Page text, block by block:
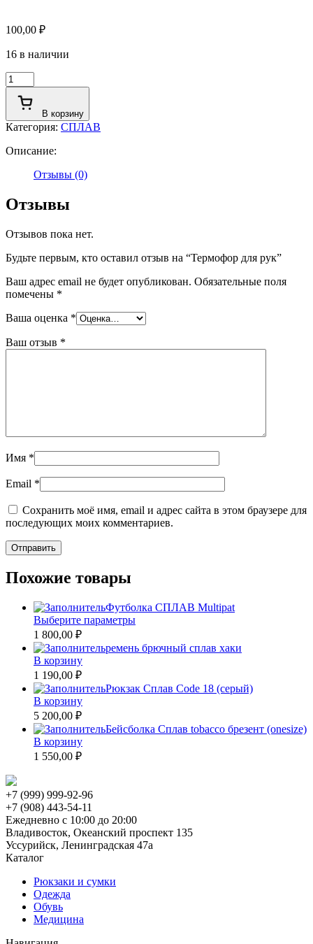
100,00 ₽
16 в наличии
Количество
товара
Термофор
рук
В корзину
Категория: СПЛАВ
Описание:
Отзывы (0)
Отзывы
Отзывов пока нет.
Будьте первым, кто оставил отзыв на “Термофор для рук”
Ваш адрес email не будет опубликован. Обязательные поля
помечены *
Ваша оценка *
Ваш отзыв *
Имя *
Email *
Сохранить моё имя, email и адрес сайта в этом браузере для
последующих моих комментариев.
Похожие товары
Футболка СПЛАВ Multipat
Выберите параметрыЭтот
имеет
несколько
Опции
можно
странице
1 800,00 ₽
ремень брючный сплав хаки
В корзину
1 190,00 ₽
Рюкзак Сплав Code 18 (серый)
В корзину
5 200,00 ₽
Бейсболка Сплав tobacco брезент (onesize)
В корзину
1 550,00 ₽
+7 (999) 999-92-96
+7 (908) 443-54-11
Ежедневно с 10:00 до 20:00
Владивосток, Океанский проспект 135
Уссурийск, Ленинградская 47а
Каталог
Рюкзаки и сумки
Одежда
Обувь
Медицина